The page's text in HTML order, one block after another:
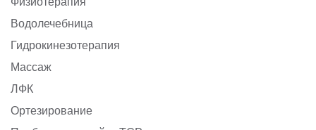
Водолечебница
Гидрокинезотерапия
Массаж
ЛФК
Ортезирование